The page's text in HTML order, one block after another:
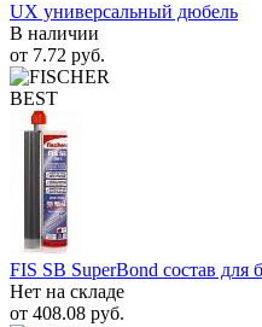
UX универсальный дюбель
В наличии
от 7.72 руб.
BEST
FIS SB SuperBond состав для
Нет на складе
от 408.08 руб.